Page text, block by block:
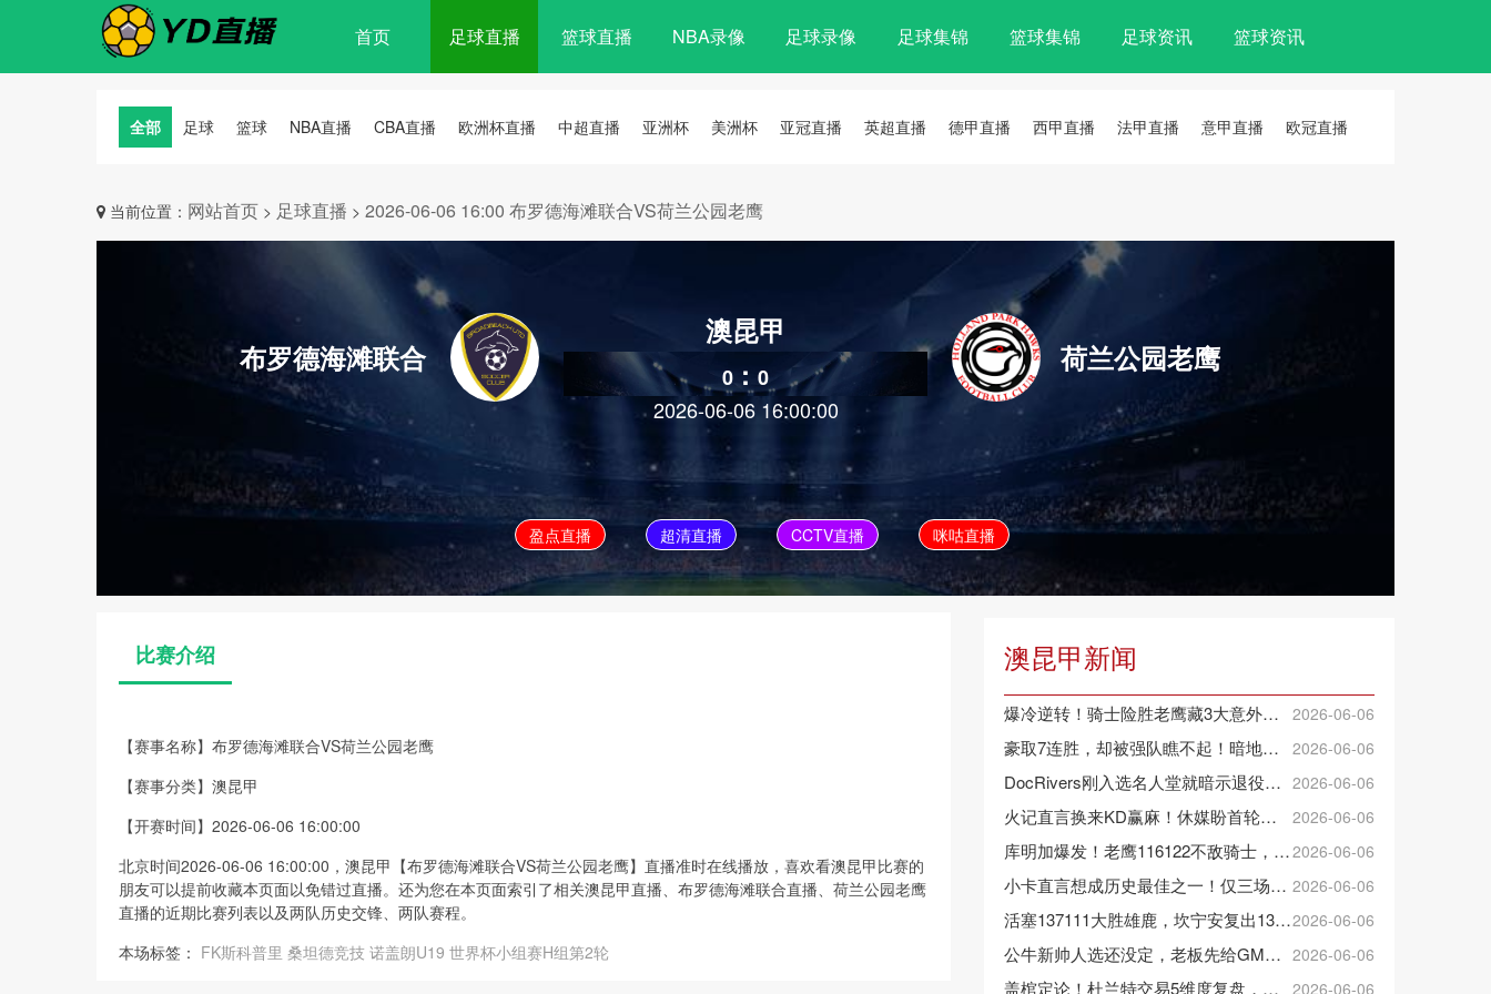
首页 足球直播 篮球直播 NBA录像 足球录像 足球集锦 篮球集锦 足球资讯 篮球资讯
全部 足球 篮球 NBA直播 CBA直播 欧洲杯直播 中超直播 亚洲杯 美洲杯 亚冠直播 英超直播 德甲直播 西甲直播 法甲直播 意甲直播 欧冠直播
当前位置： 网站首页 > 足球直播 > 2026-06-06 16:00 布罗德海滩联合VS荷兰公园老鹰
布罗德海滩联合
澳昆甲
0: 0
2026-06-06 16:00:00
荷兰公园老鹰
盈点直播 超清直播 CCTV直播 咪咕直播
比赛介绍
【赛事名称】 布罗德海滩联合VS荷兰公园老鹰
【赛事分类】 澳昆甲
【开赛时间】 2026-06-06 16:00:00
北京时间2026-06-06 16:00:00，澳昆甲【布罗德海滩联合VS荷兰公园老鹰】直播准时在线播放，喜欢看澳昆甲比赛的
朋友可以提前收藏本页面以免错过直播。还为您在本页面索引了相关澳昆甲直播、布罗德海滩联合直播、荷兰公园老鹰
直播的近期比赛列表以及两队历史交锋、两队赛程。
本场标签： FK斯科普里 桑坦德竞技 诺盖朗U19 世界杯小组赛H组第2轮
澳昆甲新闻
爆冷逆转！骑士险胜老鹰藏3大意外，这人彻底沦为季后赛鸡肋 2026-06-06
豪取7连胜，却被强队瞧不起！暗地猥琐发育，雷霆卫冕的劲敌来了 2026-06-06
DocRivers刚入选名人堂就暗示退役：7个孙辈等不起了 2026-06-06
火记直言换来KD赢麻！休媒盼首轮詹杜对决：湖人内部生嫌隙利火箭 2026-06-06
库明加爆发！老鹰116122不敌骑士，沃克25+4+2+2，约翰逊12+11+62026-06-06
小卡直言想成历史最佳之一！仅三场低于20+入巅峰保底最佳三阵 2026-06-06
活塞137111大胜雄鹿，坎宁安复出13+10，杜伦21分9板2026-06-06
公牛新帅人选还没定，老板先给GM戴了紧箍咒 2026-06-06
盖棺定论！杜兰特交易5维度复盘，火箭赚大了，太阳只赢在未来 2026-06-06